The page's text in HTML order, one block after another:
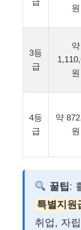
원
3등
급
약
원
4등
급
약
원
꿀팁:
특별지원
취업, 자